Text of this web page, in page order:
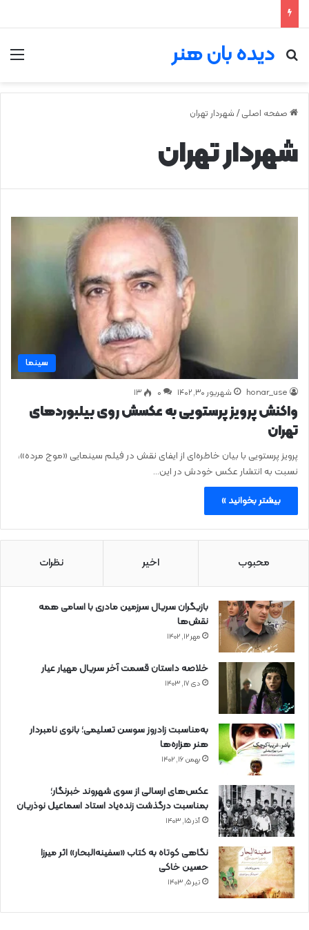
دیده بان هنر
جستجو برای
صفحه اصلی / شهردار تهران
شهردار تهران
سینما
honar_use شهریور ۳۰, ۱۴۰۲ 0 ۱۳
واکنش پرویز پرستویی به عکسش روی بیلبوردهای
تهران
پرویز پرستویی با بیان خاطره‌ای از ایفای نقش در فیلم سینمایی «موج مرده»،
نسبت به انتشار عکس خودش در این…
بیشتر بخوانید »
محبوب اخیر نظرات
بازیگران سریال سرزمین مادری با اسامی همه
نقش‌ها
مهر ۱۲, ۱۴۰۲
خلاصه داستان قسمت آخر سریال مهیار عیار
دی ۱۷, ۱۴۰۳
به‌مناسبت زادروز سوسن تسلیمی؛ بانوی نامبردار
هنر هزاره‌ها
بهمن ۱۶, ۱۴۰۲
عکس‌های ارسالی از سوی شهروند خبرنگار؛
بمناسبت درگذشت زنده‌یاد استاد اسماعیل نوذریان
آذر ۱۵, ۱۴۰۳
نگاهی کوتاه به کتاب «سفینه‌البحار» اثر میرزا
حسین خاکی
تیر ۵, ۱۴۰۳